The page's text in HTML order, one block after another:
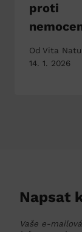
proti
Od Vita
14. 1. 2026
Napsat
Vaše e-